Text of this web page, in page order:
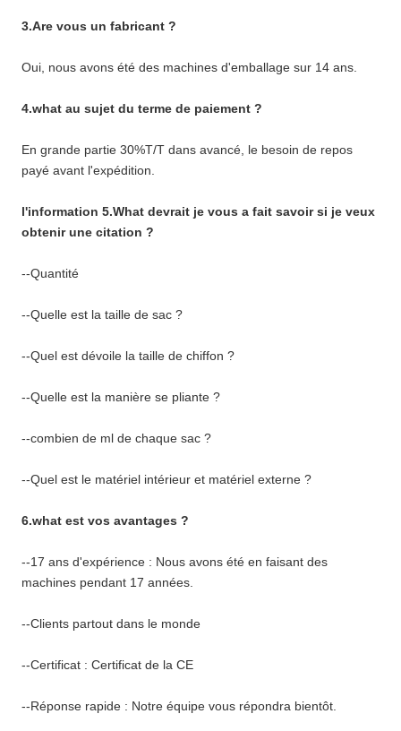
3.Are vous un fabricant ?
Oui, nous avons été des machines d'emballage sur 14 ans.
4.what au sujet du terme de paiement ?
En grande partie 30%T/T dans avancé, le besoin de repos
payé avant l'expédition.
l'information 5.What devrait je vous a fait savoir si je veux
obtenir une citation ?
--Quantité
--Quelle est la taille de sac ?
--Quel est dévoile la taille de chiffon ?
--Quelle est la manière se pliante ?
--combien de ml de chaque sac ?
--Quel est le matériel intérieur et matériel externe ?
6.what est vos avantages ?
--17 ans d'expérience : Nous avons été en faisant des
machines pendant 17 années.
--Clients partout dans le monde
--Certificat : Certificat de la CE
--Réponse rapide : Notre équipe vous répondra bientôt.